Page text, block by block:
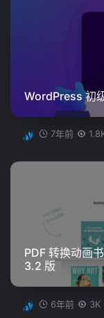
WordPress 初
7年前
PDF 转换动画
3.2 版
6年前 3K